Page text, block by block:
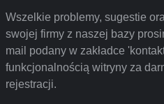
Wszelkie problemy, sugestie
swojej firmy z naszej bazy
mail podany w zakładce
funkcjonalnością witryny za
rejestracji.